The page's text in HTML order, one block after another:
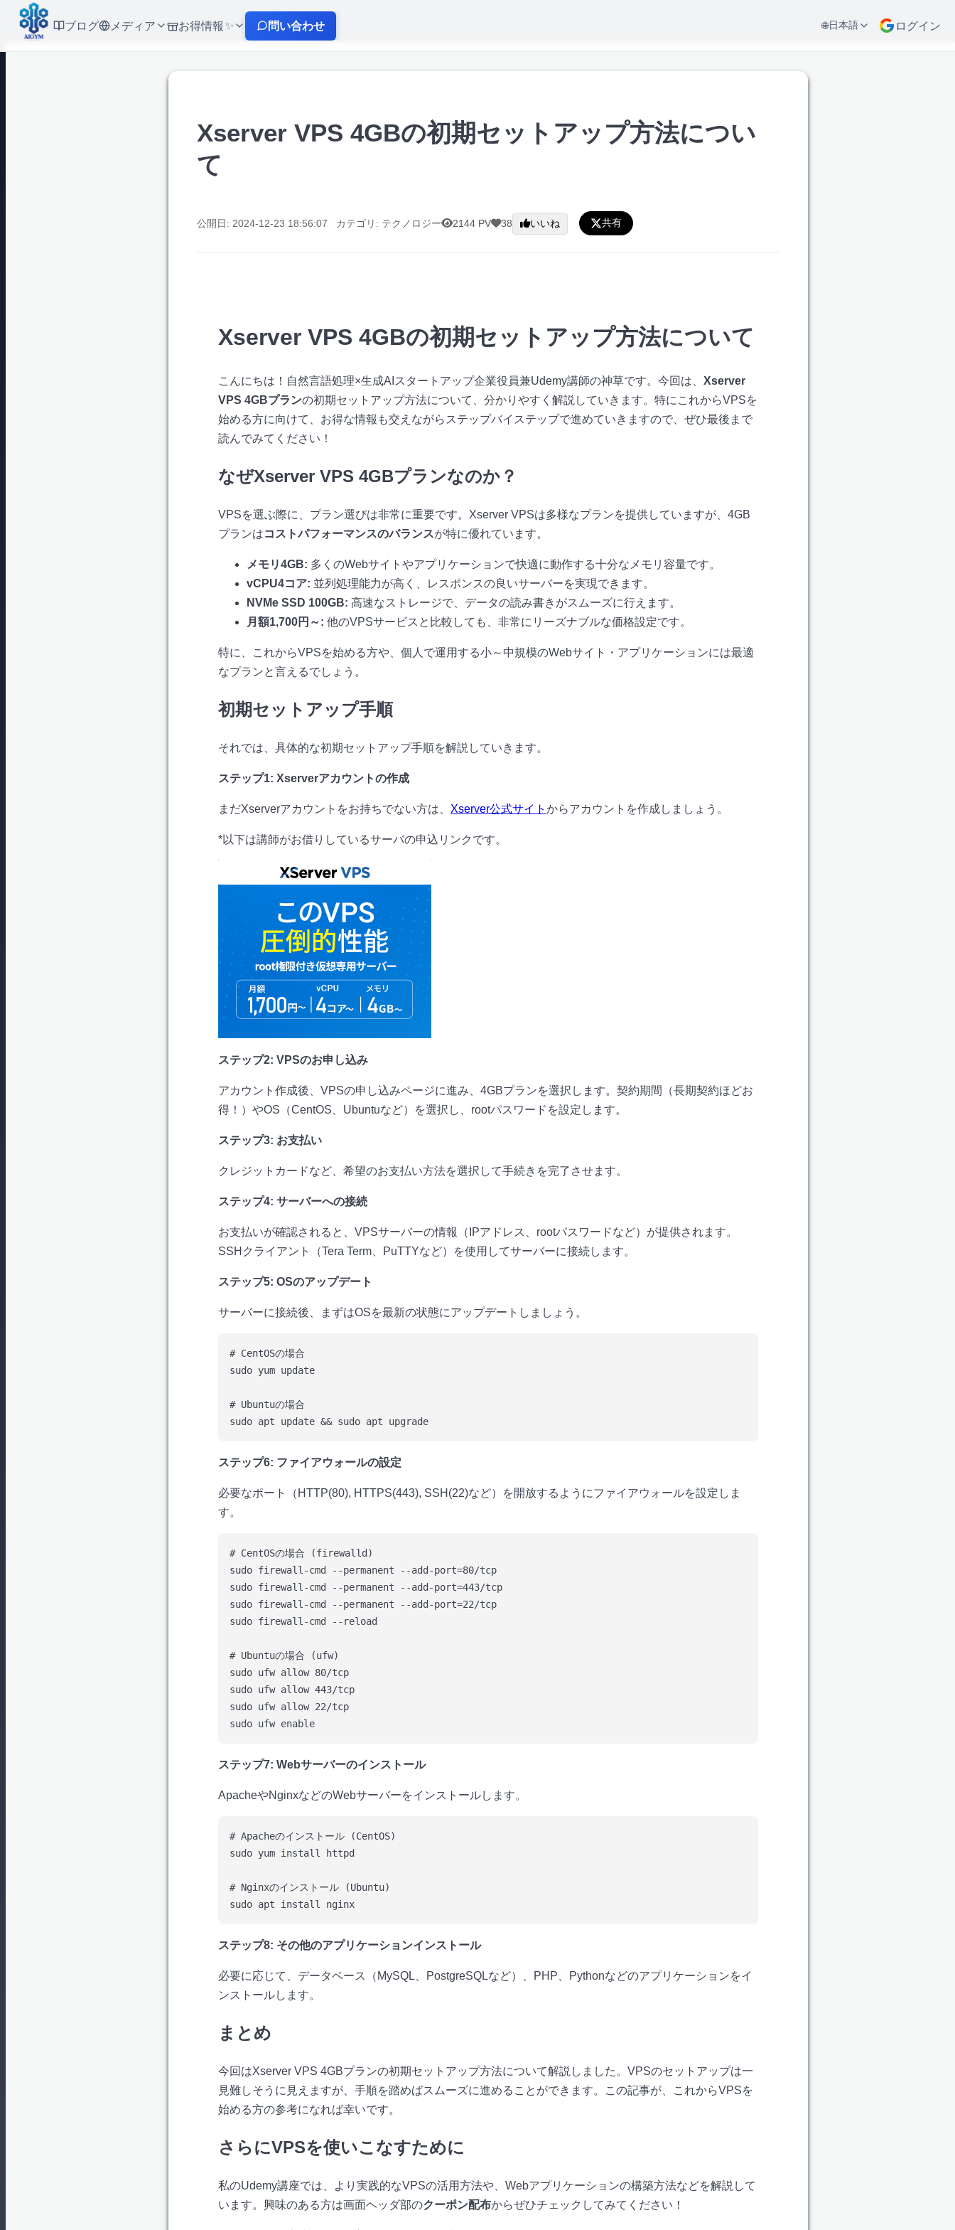
ブログ メディア
X
Kindle
G検定
お得情報 ✨
クーポン配布
問い合わせ 🌐日本語 ログイン
Xserver VPS 4GBの初期セットアップ方法につい
て
公開日: 2024-12-23 18:56:07 カテゴリ: テクノロジー 2144 PV 38 いいね 共有
Xserver VPS 4GBの初期セットアップ方法について
こんにちは！自然言語処理×生成AIスタートアップ企業役員兼Udemy講師の神草です。今回は、 Xserver
VPS 4GBプランの初期セットアップ方法について、分かりやすく解説していきます。特にこれからVPSを
始める方に向けて、お得な情報も交えながらステップバイステップで進めていきますので、ぜひ最後まで
読んでみてください！
なぜXserver VPS 4GBプランなのか？
VPSを選ぶ際に、プラン選びは非常に重要です。Xserver VPSは多様なプランを提供していますが、4GB
プランはコストパフォーマンスのバランスが特に優れています。
メモリ4GB: 多くのWebサイトやアプリケーションで快適に動作する十分なメモリ容量です。
vCPU4コア: 並列処理能力が高く、レスポンスの良いサーバーを実現できます。
NVMe SSD 100GB: 高速なストレージで、データの読み書きがスムーズに行えます。
月額1,700円～: 他のVPSサービスと比較しても、非常にリーズナブルな価格設定です。
特に、これからVPSを始める方や、個人で運用する小～中規模のWebサイト・アプリケーションには最適
なプランと言えるでしょう。
初期セットアップ手順
それでは、具体的な初期セットアップ手順を解説していきます。
ステップ1: Xserverアカウントの作成
まだXserverアカウントをお持ちでない方は、 Xserver公式サイト からアカウントを作成しましょう。
*以下は講師がお借りしているサーバの申込リンクです。
ステップ2: VPSのお申し込み
アカウント作成後、VPSの申し込みページに進み、4GBプランを選択します。契約期間（長期契約ほどお
得！）やOS（CentOS、Ubuntuなど）を選択し、rootパスワードを設定します。
ステップ3: お支払い
クレジットカードなど、希望のお支払い方法を選択して手続きを完了させます。
ステップ4: サーバーへの接続
お支払いが確認されると、VPSサーバーの情報（IPアドレス、rootパスワードなど）が提供されます。
SSHクライアント（Tera Term、PuTTYなど）を使用してサーバーに接続します。
ステップ5: OSのアップデート
サーバーに接続後、まずはOSを最新の状態にアップデートしましょう。
# CentOSの場合
sudo yum update
# Ubuntuの場合
ステップ6: ファイアウォールの設定
必要なポート（HTTP(80), HTTPS(443), SSH(22)など）を開放するようにファイアウォールを設定しま
す。
# CentOSの場合 (firewalld)
sudo firewall-cmd --permanent --add-port=80/tcp
sudo firewall-cmd --permanent --add-port=443/tcp
sudo firewall-cmd --permanent --add-port=22/tcp
sudo firewall-cmd --reload
# Ubuntuの場合 (ufw)
sudo ufw allow 80/tcp
sudo ufw allow 443/tcp
sudo ufw allow 22/tcp
ステップ7: Webサーバーのインストール
ApacheやNginxなどのWebサーバーをインストールします。
# Apacheのインストール (CentOS)
sudo yum install httpd
# Nginxのインストール (Ubuntu)
ステップ8: その他のアプリケーションインストール
必要に応じて、データベース（MySQL、PostgreSQLなど）、PHP、Pythonなどのアプリケーションをイ
ンストールします。
まとめ
今回はXserver VPS 4GBプランの初期セットアップ方法について解説しました。VPSのセットアップは一
見難しそうに見えますが、手順を踏めばスムーズに進めることができます。この記事が、これからVPSを
始める方の参考になれば幸いです。
さらにVPSを使いこなすために
私のUdemy講座では、より実践的なVPSの活用方法や、Webアプリケーションの構築方法などを解説して
います。興味のある方は画面ヘッダ部のクーポン配布からぜひチェックしてみてください！